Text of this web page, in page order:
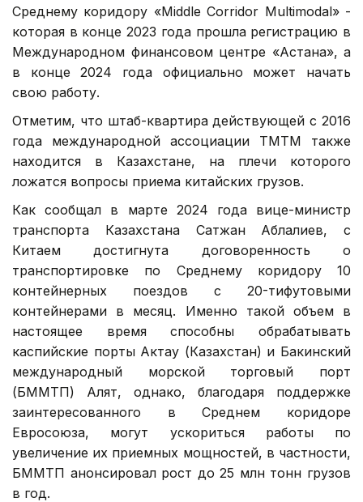
Среднему коридору «Middle Corridor Multimodal» -
которая в конце 2023 года прошла регистрацию в
Международном финансовом центре «Астана», а
в конце 2024 года официально может начать
свою работу.
Отметим, что штаб-квартира действующей с 2016
года международной ассоциации ТМТМ также
находится в Казахстане, на плечи которого
ложатся вопросы приема китайских грузов.
Как сообщал в марте 2024 года вице-министр
транспорта Казахстана Сатжан Аблалиев, с
Китаем достигнута договоренность о
транспортировке по Среднему коридору 10
контейнерных поездов с 20-тифутовыми
контейнерами в месяц. Именно такой объем в
настоящее время способны обрабатывать
каспийские порты Актау (Казахстан) и Бакинский
международный морской торговый порт
(БММТП) Алят, однако, благодаря поддержке
заинтересованного в Среднем коридоре
Евросоюза, могут ускориться работы по
увеличение их приемных мощностей, в частности,
БММТП анонсировал рост до 25 млн тонн грузов
в год.